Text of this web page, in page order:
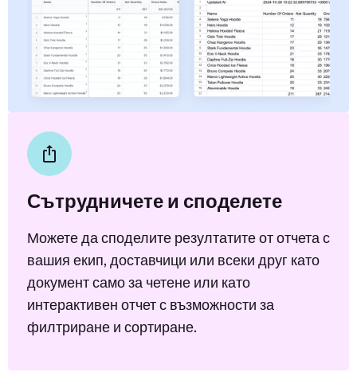
Сътрудничете и споделете
Можете да споделите резултатите от отчета с
вашия екип, доставчици или всеки друг като
документ само за четене или като
интерактивен отчет с възможности за
филтриране и сортиране.